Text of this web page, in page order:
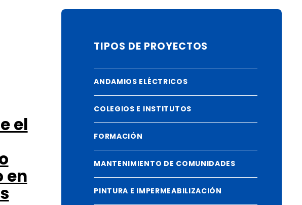
el
en
TIPOS DE PROYECTOS
ANDAMIOS ELÉCTRICOS
COLEGIOS E INSTITUTOS
FORMACIÓN
MANTENIMIENTO DE COMUNIDADES
PINTURA E IMPERMEABILIZACIÓN